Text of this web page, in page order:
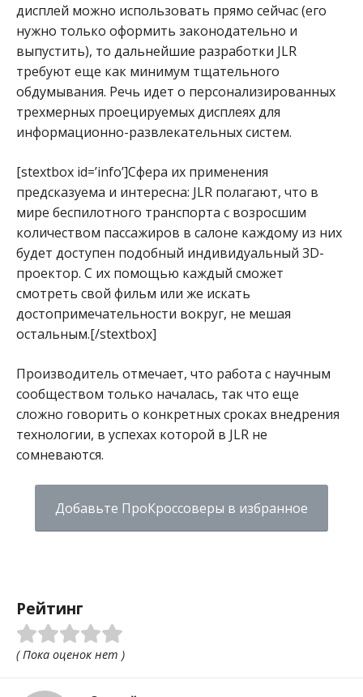
дисплей можно использовать прямо сейчас (его
нужно только оформить законодательно и
выпустить), то дальнейшие разработки JLR
требуют еще как минимум тщательного
обдумывания. Речь идет о персонализированных
трехмерных проецируемых дисплеях для
информационно-развлекательных систем.
[stextbox id=’info’]Сфера их применения
предсказуема и интересна: JLR полагают, что в
мире беспилотного транспорта с возросшим
количеством пассажиров в салоне каждому из них
будет доступен подобный индивидуальный 3D-
проектор. С их помощью каждый сможет
смотреть свой фильм или же искать
достопримечательности вокруг, не мешая
остальным.[/stextbox]
Производитель отмечает, что работа с научным
сообществом только началась, так что еще
сложно говорить о конкретных сроках внедрения
технологии, в успехах которой в JLR не
сомневаются.
Добавьте ПроКроссоверы в избранное
Рейтинг
( Пока оценок нет )